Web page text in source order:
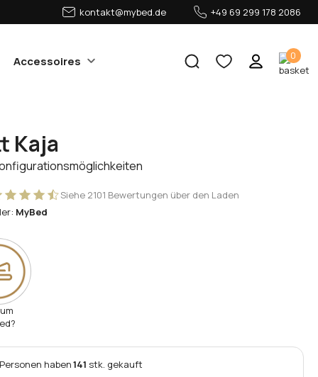
kontakt@mybed.de +49 69 299 178 2086
Accessoires 0
Kaja
Siehe 2101 Bewertungen über den Laden
MyBed
Personen haben141 stk. gekauft